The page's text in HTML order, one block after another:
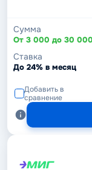
Сумма
От 3 000 до 30
Ставка
До 24% в месяц
Добавить в
сравнение